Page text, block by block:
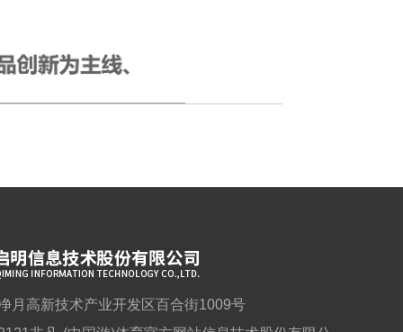
月高新技术产业开发区百合街1009号